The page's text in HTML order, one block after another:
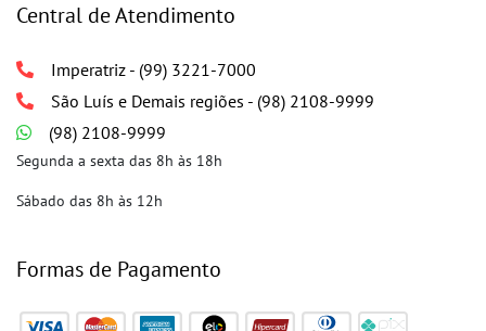
Central de Atendimento
Imperatriz - (99) 3221-7000
São Luís e Demais regiões - (98) 2108-9999
(98) 2108-9999
Segunda a sexta das 8h às 18h
Sábado das 8h às 12h
Formas de Pagamento